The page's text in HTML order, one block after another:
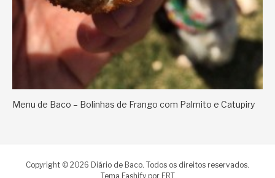
Menu de Baco – Bolinhas de Frango com Palmito e Catupiry
Copyright © 2026 Diário de Baco. Todos os direitos reservados.
Tema Fashify por FRT